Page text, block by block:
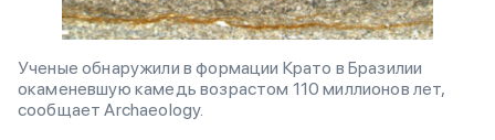
Ученые обнаружили в формации Крато в Бразилии
окаменевшую камедь возрастом 110 миллионов лет,
сообщает Archaeology.